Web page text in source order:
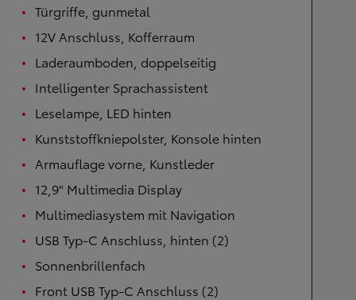
Türgriffe, gunmetal
12V Anschluss, Kofferraum
Laderaumboden, doppelseitig
Intelligenter Sprachassistent
Leselampe, LED hinten
Kunststoffkniepolster, Konsole hinten
Armauflage vorne, Kunstleder
12,9" Multimedia Display
Multimediasystem mit Navigation
USB Typ-C Anschluss, hinten (2)
Sonnenbrillenfach
Front USB Typ-C Anschluss (2)